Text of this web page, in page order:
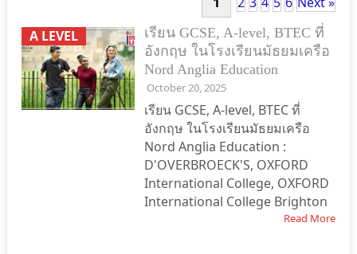
A LEVEL
เรียน GCSE, A-level, BTEC ที่
อังกฤษ ในโรงเรียนมัธยมเครือ
Nord Anglia Education
October 20, 2025
เรียน GCSE, A-level, BTEC ที่
อังกฤษ ในโรงเรียนมัธยมเครือ
Nord Anglia Education :
D'OVERBROECK'S, OXFORD
International College, OXFORD
International College Brighton
Read More